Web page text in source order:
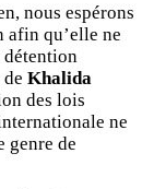
nous espérons
afin qu’elle ne
détention
Khalida
des lois
ne
genre de